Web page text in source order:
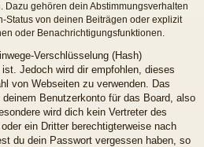
Dazu gehören dein Abstimmungsverhalten
Status von deinen Beiträgen oder explizit
oder Benachrichtigungsfunktionen.
Verschlüsselung (Hash)
Jedoch wird dir empfohlen, dieses
von Webseiten zu verwenden. Das
Benutzerkonto für das Board, also
wird dich kein Vertreter des
ein Dritter berechtigterweise nach
du dein Passwort vergessen haben, so